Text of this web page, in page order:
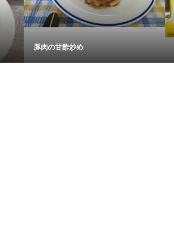
豚肉の甘酢炒め